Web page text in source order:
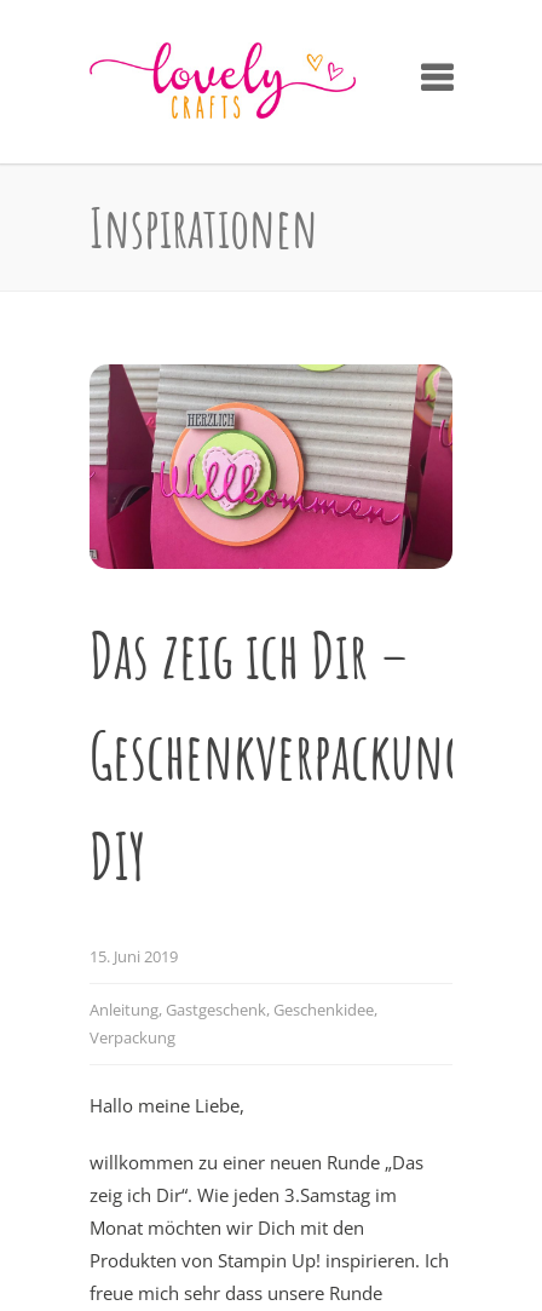
Inspirationen
Das zeig ich Dir –
Geschenkverpackung
DIY
15. Juni 2019
Anleitung, Gastgeschenk, Geschenkidee,
Verpackung
Hallo meine Liebe,
willkommen zu einer neuen Runde „Das
zeig ich Dir“. Wie jeden 3.Samstag im
Monat möchten wir Dich mit den
Produkten von Stampin Up! inspirieren. Ich
freue mich sehr dass unsere Runde